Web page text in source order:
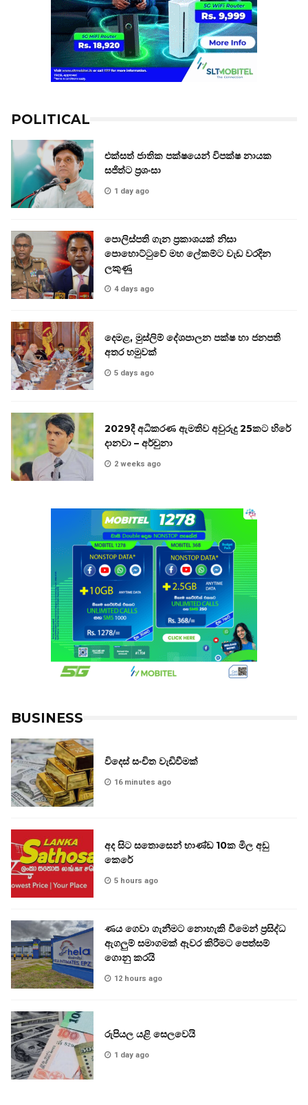
POLITICAL
එක්සත් ජාතික පක්ෂයෙන් විපක්ෂ නායක
සජිත්ට ප්‍රශංසා
1 day ago
පොලිස්පති ගැන ප්‍රකාශයක් නිසා
පොහොට්ටුවේ මහ ලේකම්ට වැඩ වරදින
ලකුණු
4 days ago
දෙමළ, මුස්ලිම් දේශපාලන පක්ෂ හා ජනපති
අතර හමුවක්
5 days ago
2029දී අධිකරණ ඇමතිව අවුරුදු 25කට හිරේ
දානවා – අර්චුනා
2 weeks ago
BUSINESS
විදෙස් සංචිත වැඩිවීමක්
16 minutes ago
අද සිට සතොසෙන් භාණ්ඩ 10ක මිල අඩු
කෙරේ
5 hours ago
ණය ගෙවා ගැනීමට නොහැකි වීමෙන් ප්‍රසිද්ධ
ඇගලුම් සමාගමක් ඈවර කිරීමට පෙත්සම්
ගොනු කරයි
12 hours ago
රුපියල යළි සෙලවෙයි
1 day ago